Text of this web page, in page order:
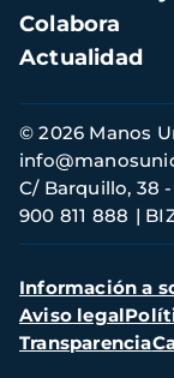
Colabora
Actualidad
Información
de
contacto
© 2026 Manos
C/ Barquillo, 38
900 811 888
Menú
secundario
Información a
Aviso legal
Transparencia